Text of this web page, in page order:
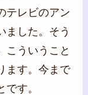
テレビのアン
ました。そう
こういうこと
ます。今まで
す。